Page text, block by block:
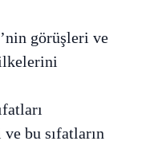
görüşleri ve
bu sıfatların